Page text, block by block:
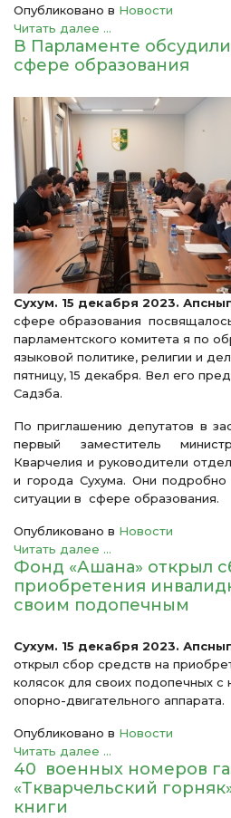
Опубликовано в Новости
Читать далее ...
В Парламенте
сфере образования
Сухум. 15 декабря 2023.
сфере образования
парламентского комитета я по
языковой политике, религии и
пятницу, 15 декабря. Вел его
Садзба.
По приглашению депутатов в
первый заместитель
Кварчелия и руководители
и города Сухума. Они подробно
ситуации в сфере образования.
Опубликовано в Новости
Читать далее ...
Фонд «Ашана» открыл
приобретения
своим подопечным
Сухум. 15 декабря 2023.
открыл сбор средств на
колясок для своих подопечных с
опорно-двигательного аппарата.
Опубликовано в Новости
Читать далее ...
40 военных номеров
«Ткварчельский
книги